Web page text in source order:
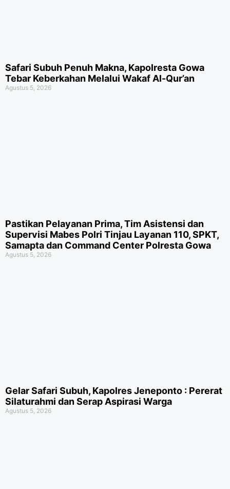
Safari Subuh Penuh Makna, Kapolresta Gowa
Tebar Keberkahan Melalui Wakaf Al-Qur’an
Agustus 5, 2026
Pastikan Pelayanan Prima, Tim Asistensi dan
Supervisi Mabes Polri Tinjau Layanan 110, SPKT,
Samapta dan Command Center Polresta Gowa
Agustus 5, 2026
Gelar Safari Subuh, Kapolres Jeneponto : Pererat
Silaturahmi dan Serap Aspirasi Warga
Agustus 5, 2026